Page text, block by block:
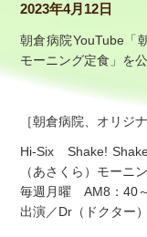
2023年4月12日
朝倉病院YouTube「
モーニング定食」を
［朝倉病院、オリジ
Hi-Six Shake!
（あさくら）モーニ
毎週月曜 AM8：40
出演／Dr（ドクター